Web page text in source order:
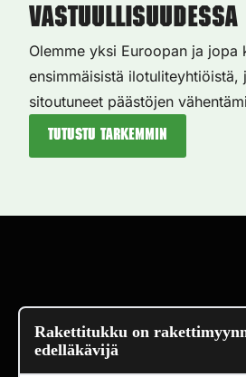
vastuullisuudessa
Olemme yksi Euroopan ja jopa
ensimmäisistä ilotuliteyhtiöistä,
sitoutuneet päästöjen
Tutustu tarkemmin
Rakettitukku on
edelläkävijä